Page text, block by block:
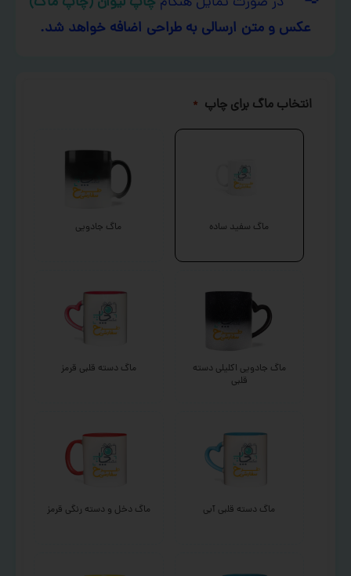
عکس و متن ارسالی به طراحی اضافه خواهد شد.
انتخاب ماگ برای چاپ *
ماگ سفید ساده ماگ جادویی
ماگ جادویی اکلیلی دسته
قلبی
ماگ دسته قلبی قرمز
ماگ دسته قلبی آبی ماگ دخل و دسته رنگی قرمز